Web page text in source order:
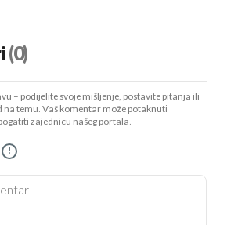
(0)
– podijelite svoje mišljenje, postavite pitanja ili
na temu. Vaš komentar može potaknuti
zajednicu našeg portala.
!